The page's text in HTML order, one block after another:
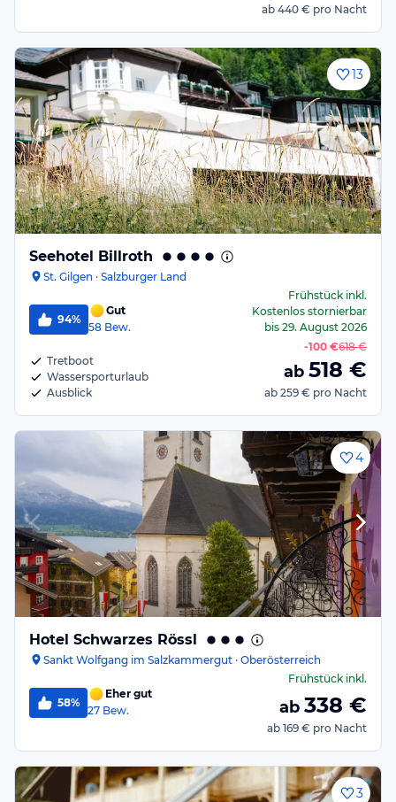
ab 440 € pro Nacht
13
Seehotel Billroth
St. Gilgen · Salzburger Land
94%
Gut
58 Bew.
Tretboot
Wassersporturlaub
Ausblick
Frühstückinkl.
Kostenlos stornierbar
bis 29. August 2026
-100 €618 €
ab 518 €
ab 259 € pro Nacht
4
Hotel Schwarzes Rössl
Sankt Wolfgang im Salzkammergut · Oberösterreich
58%
Eher gut
27 Bew.
Frühstückinkl.
ab 338 €
ab 169 € pro Nacht
3